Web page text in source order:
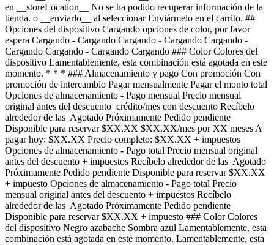
en __storeLocation__ No se ha podido recuperar información de la
tienda. o __enviarlo__ al seleccionar Enviármelo en el carrito. ##
Opciones del dispositivo Cargando opciones de color, por favor
espera Cargando - Cargando Cargando - Cargando Cargando -
Cargando Cargando - Cargando Cargando ### Color Colores del
dispositivo Lamentablemente, esta combinación está agotada en este
momento. * * * ### Almacenamiento y pago Con promoción Con
promoción de intercambio Pagar mensualmente Pagar el monto total
Opciones de almacenamiento - Pago mensual Precio mensual
original antes del descuento crédito/mes con descuento Recíbelo
alrededor de las Agotado Próximamente Pedido pendiente
Disponible para reservar $XX.XX $XX.XX/mes por XX meses A
pagar hoy: $XX.XX Precio completo: $XX.XX + impuestos
Opciones de almacenamiento - Pago total Precio mensual original
antes del descuento + impuestos Recíbelo alrededor de las Agotado
Próximamente Pedido pendiente Disponible para reservar $XX.XX
+ impuesto Opciones de almacenamiento - Pago total Precio
mensual original antes del descuento + impuestos Recíbelo
alrededor de las Agotado Próximamente Pedido pendiente
Disponible para reservar $XX.XX + impuesto ### Color Colores
del dispositivo Negro azabache Sombra azul Lamentablemente, esta
combinación está agotada en este momento. Lamentablemente, esta